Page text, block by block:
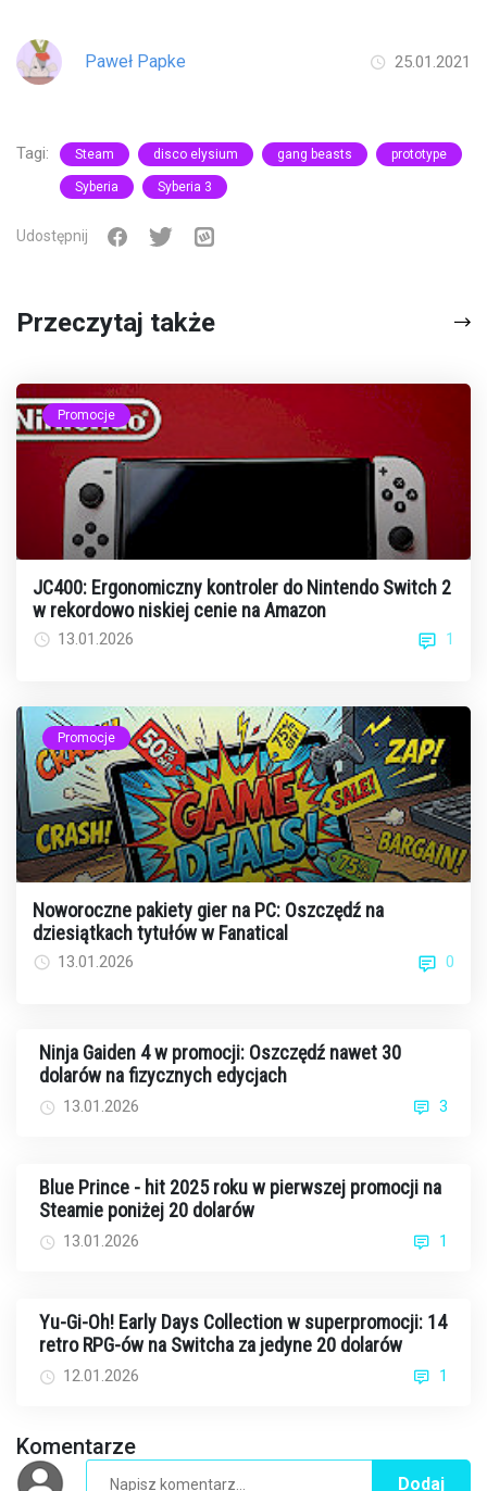
Paweł Papke 25.01.2021
Tagi: Steam disco elysium gang beasts prototype
Syberia Syberia 3
Udostępnij
Przeczytaj także
Promocje
JC400: Ergonomiczny kontroler do Nintendo Switch 2
w rekordowo niskiej cenie na Amazon
13.01.2026 1
Promocje
Noworoczne pakiety gier na PC: Oszczędź na
dziesiątkach tytułów w Fanatical
13.01.2026 0
Ninja Gaiden 4 w promocji: Oszczędź nawet 30
dolarów na fizycznych edycjach
13.01.2026 3
Blue Prince - hit 2025 roku w pierwszej promocji na
Steamie poniżej 20 dolarów
13.01.2026 1
Yu-Gi-Oh! Early Days Collection w superpromocji: 14
retro RPG-ów na Switcha za jedyne 20 dolarów
12.01.2026 1
Komentarze
Dodaj